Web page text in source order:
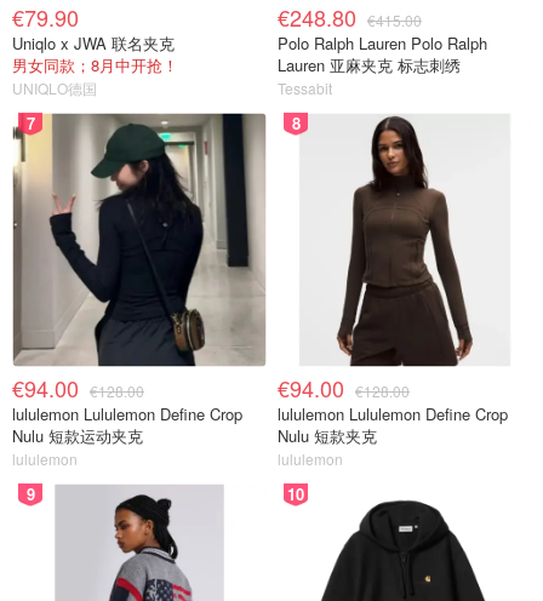
€79.90
Uniqlo x JWA 联名夹克
男女同款；8月中开抢！
UNIQLO德国
€248.80 €415.00
Polo Ralph Lauren Polo Ralph
Lauren 亚麻夹克 标志刺绣
Tessabit
7
€94.00 €128.00
lululemon Lululemon Define Crop
Nulu 短款运动夹克
lululemon
8
€94.00 €128.00
lululemon Lululemon Define Crop
Nulu 短款夹克
lululemon
9 10